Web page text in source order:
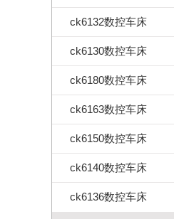
ck6132数控车床
ck6130数控车床
ck6180数控车床
ck6163数控车床
ck6150数控车床
ck6140数控车床
ck6136数控车床